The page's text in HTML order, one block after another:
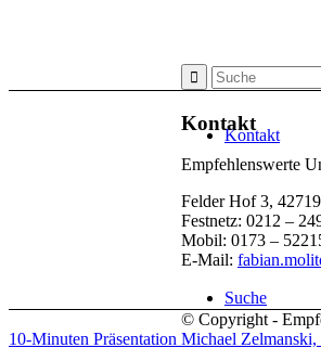
Kontakt
Suche
Kontakt
Empfehlenswerte
Felder Hof 3,
Festnetz: 0212 –
Mobil: 0173 –
E-Mail:
© Copyright -
10-Minuten Präsentation Michael